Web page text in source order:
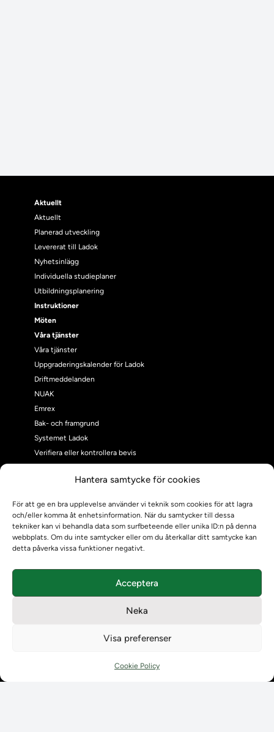
Hantera samtycke för cookies
För att ge en bra upplevelse använder vi teknik som cookies för att lagra
och/eller komma åt enhetsinformation. När du samtycker till dessa
tekniker kan vi behandla data som surfbeteende eller unika ID:n på denna
webbplats. Om du inte samtycker eller om du återkallar ditt samtycke kan
detta påverka vissa funktioner negativt.
Acceptera
Neka
Visa preferenser
Cookie Policy
Aktuellt
Aktuellt
Planerad utveckling
Levererat till Ladok
Nyhetsinlägg
Individuella studieplaner
Utbildningsplanering
Instruktioner
Möten
Våra tjänster
Våra tjänster
Uppgraderingskalender för Ladok
Driftmeddelanden
NUAK
Emrex
Bak- och framgrund
Systemet Ladok
Verifiera eller kontrollera bevis
Om Ladokkonsortiet
Ladokkonsortiet internationellt
Vision, strategi och produktplan
Användarkontakter
Kontaktuppgifter till lärosätenas Ladoksupport